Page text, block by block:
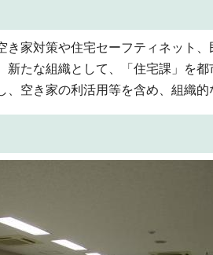
家対策や住宅セーフティネット
新たな組織として、「住宅課」を
、空き家の利活用等を含め、組織